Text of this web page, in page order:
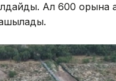
Ал 600 орынға
ашылады.